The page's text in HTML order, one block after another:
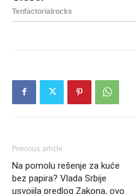
Previous article
Na pomolu rešenje za kuće
bez papira? Vlada Srbije
usvojila predlog Zakona, ovo